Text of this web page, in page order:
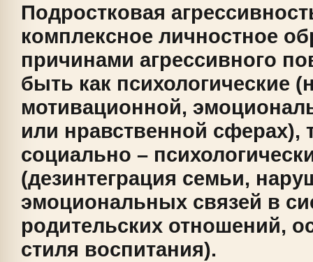
Подростковая
комплексное личностное
причинами агрессивного
быть как психологические
мотивационной,
или нравственной сферах),
социально –
(дезинтеграция семьи,
эмоциональных связей в
родительских отношений,
стиля воспитания).